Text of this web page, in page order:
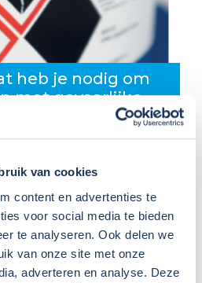
van cookies
content en advertenties te
voor social media te bieden
te analyseren. Ook delen we
van onze site met onze
adverteren en analyse. Deze
heb je nodig om
met gevaarlijke
(VIB's) of mini-VIB's
stoffen waarmee zij
eerste stap, maar
niet aan de verplichtingen